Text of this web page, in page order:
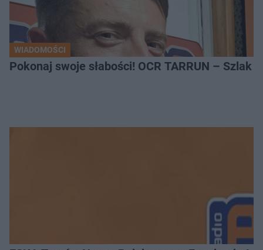
WIADOMOŚCI
Pokonaj swoje słabości! OCR TARRUN – Szlak